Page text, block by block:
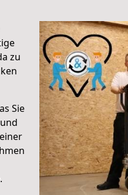
zu
Sie